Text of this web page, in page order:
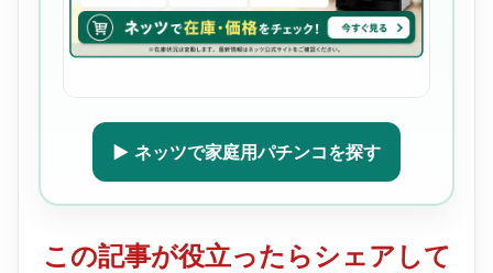
▶ ネッツで家庭用パチンコを探す
この記事が役立ったらシェアして